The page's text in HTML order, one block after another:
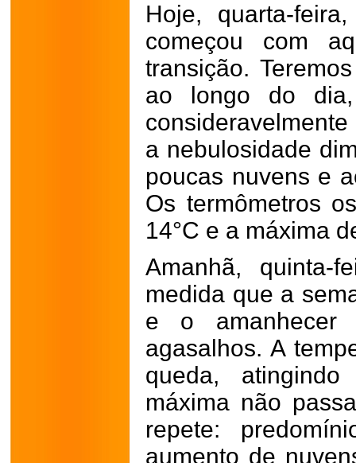
Hoje, quarta-
começou com
transição.
ao longo do
a nebulosidade
poucas nuvens e
Os termômetros
14°C e a máxima
Amanhã,
medida que a
e o amanhecer
agasalhos. A
queda,
máxima não
repete:
aumento de